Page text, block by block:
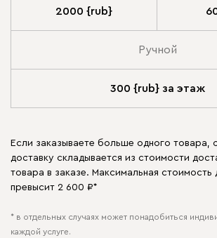
2000 {rub}
Ручной
300 {rub} за этаж
Если заказываете больше одного товара,
доставку складывается из стоимости
товара в заказе. Максимальная стоимость
превысит 2 600 ₽*
* в отдельных случаях может понадобиться
каждой услуге.